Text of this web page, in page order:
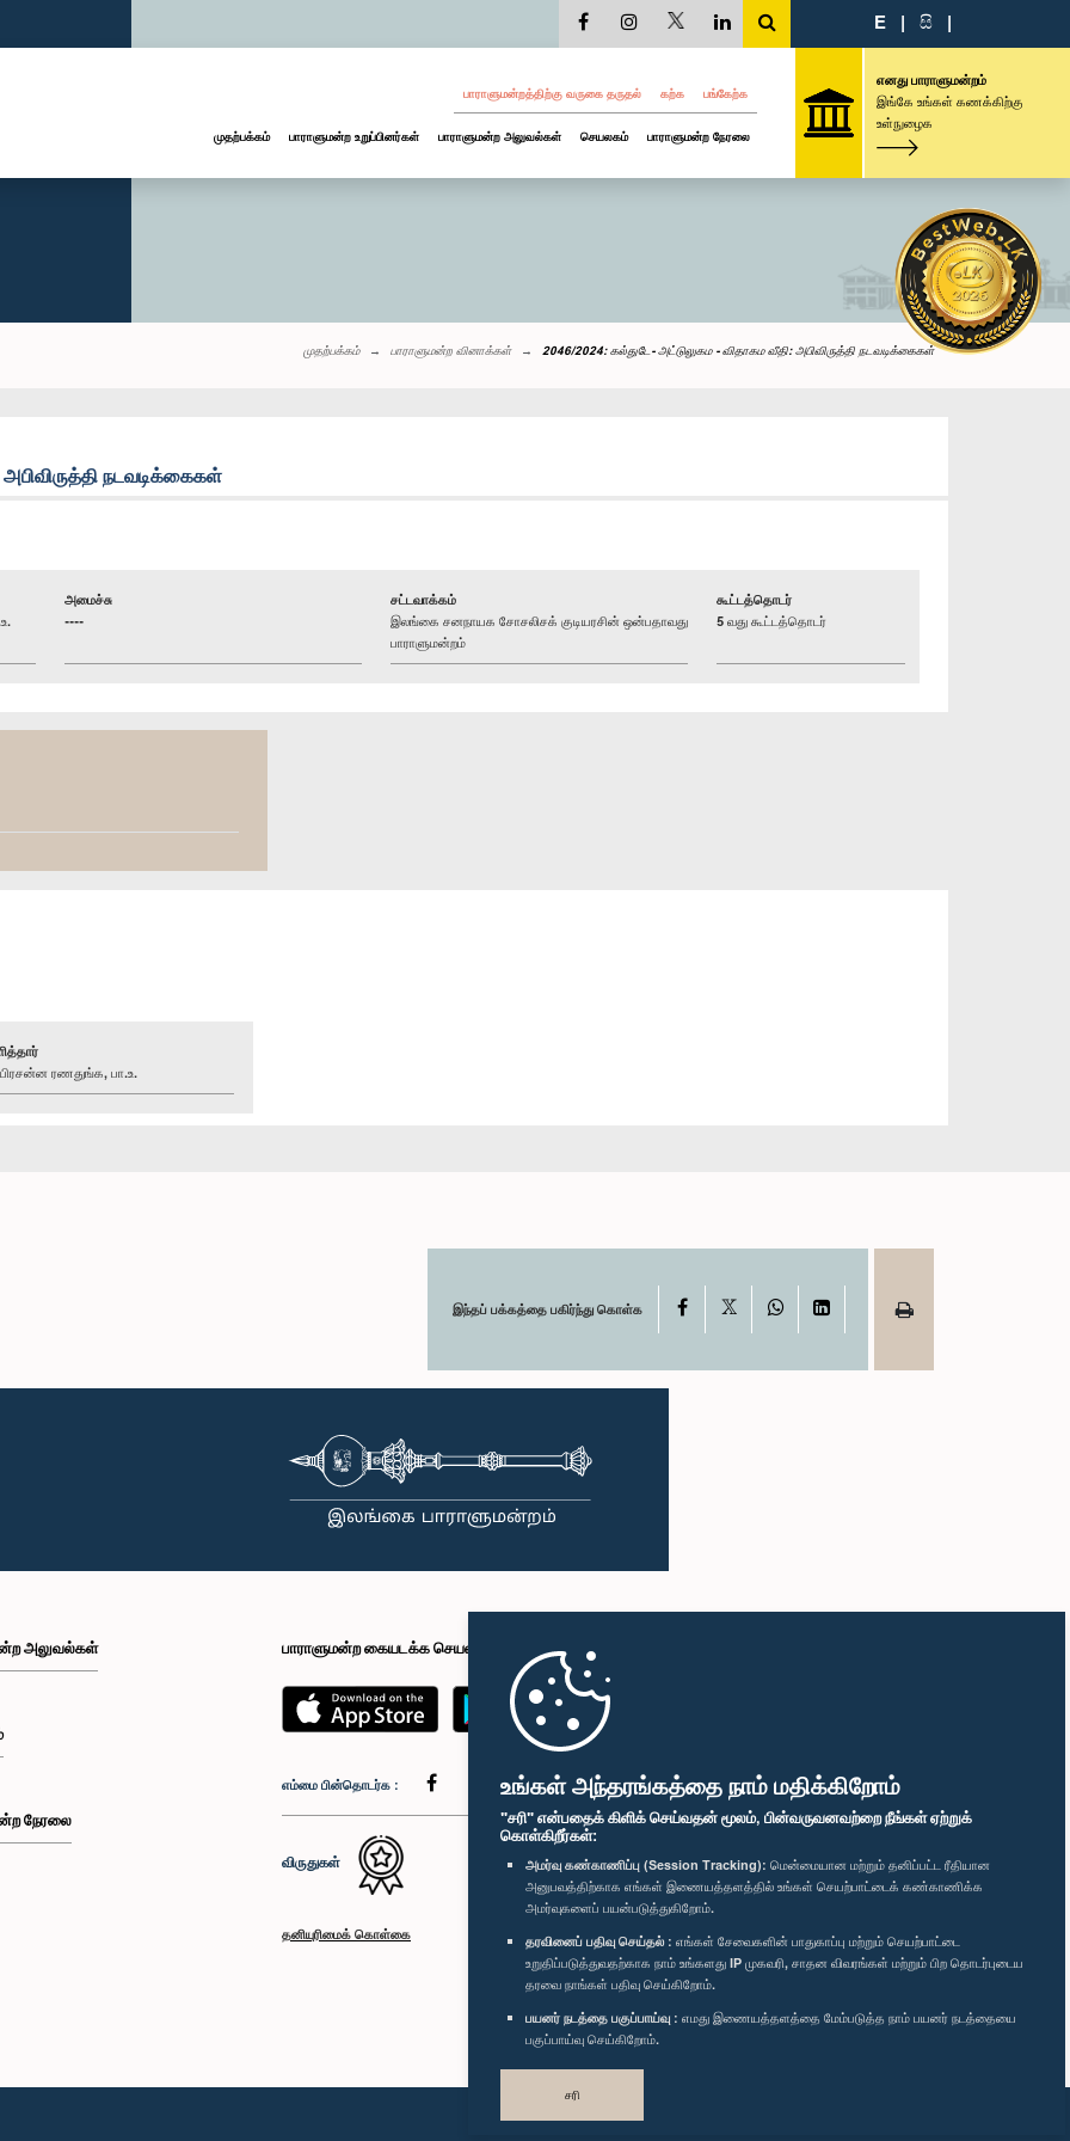
உங்கள் அந்தரங்கத்தை நாம் மதிக்கிறோம்
"சரி" என்பதைக் கிளிக் செய்வதன் மூலம், பின்வருவனவற்றை நீங்கள் ஏற்றுக்
கொள்கிறீர்கள்:
அமர்வு கண்காணிப்பு (Session Tracking): மென்மையான மற்றும் தனிப்பட்ட ரீதியான
அனுபவத்திற்காக எங்கள் இணையத்தளத்தில் உங்கள் செயற்பாட்டைக் கண்காணிக்க
அமர்வுகளைப் பயன்படுத்துகிறோம்.
தரவினைப் பதிவு செய்தல் : எங்கள் சேவைகளின் பாதுகாப்பு மற்றும் செயற்பாட்டை
உறுதிப்படுத்துவதற்காக நாம் உங்களது IP முகவரி, சாதன விவரங்கள் மற்றும் பிற தொடர்புடைய
தரவை நாங்கள் பதிவு செய்கிறோம்.
பயனர் நடத்தை பகுப்பாய்வு : எமது இணையத்தளத்தை மேம்படுத்த நாம் பயனர் நடத்தையை
பகுப்பாய்வு செய்கிறோம்.
சரி
E | සි |
பாராளுமன்றத்திற்கு வருகை தருதல் கற்க பங்கேற்க
முதற்பக்கம் பாராளுமன்ற உறுப்பினர்கள் பாராளுமன்ற அலுவல்கள் செயலகம் பாராளுமன்ற நேரலை
எனது பாராளுமன்றம்
இங்கே உங்கள் கணக்கிற்கு
உள்நுழைக
முதற்பக்கம் பாராளுமன்ற வினாக்கள் 2046/2024: கல்துடே- அட்டுலுகம - விதாகம வீதி: அபிவிருத்தி நடவடிக்கைகள்
நடவடிக்கைகள்
அமைச்சு
----
சட்டவாக்கம்
இலங்கை சனநாயக சோசலிசக் குடியரசின் ஒன்பதாவது
பாராளுமன்றம்
கூட்டத்தொடர்
5 வது கூட்டத்தொடர்
ரணதுங்க, பா.உ.
இந்தப் பக்கத்தை பகிர்ந்து கொள்க Facebook WhatsAppLinkedIn
அலுவல்கள்
நேரலை
பாராளுமன்ற கையடக்க செயலி
எம்மை பின்தொடர்க :
விருதுகள்
தனியுரிமைக் கொள்கை